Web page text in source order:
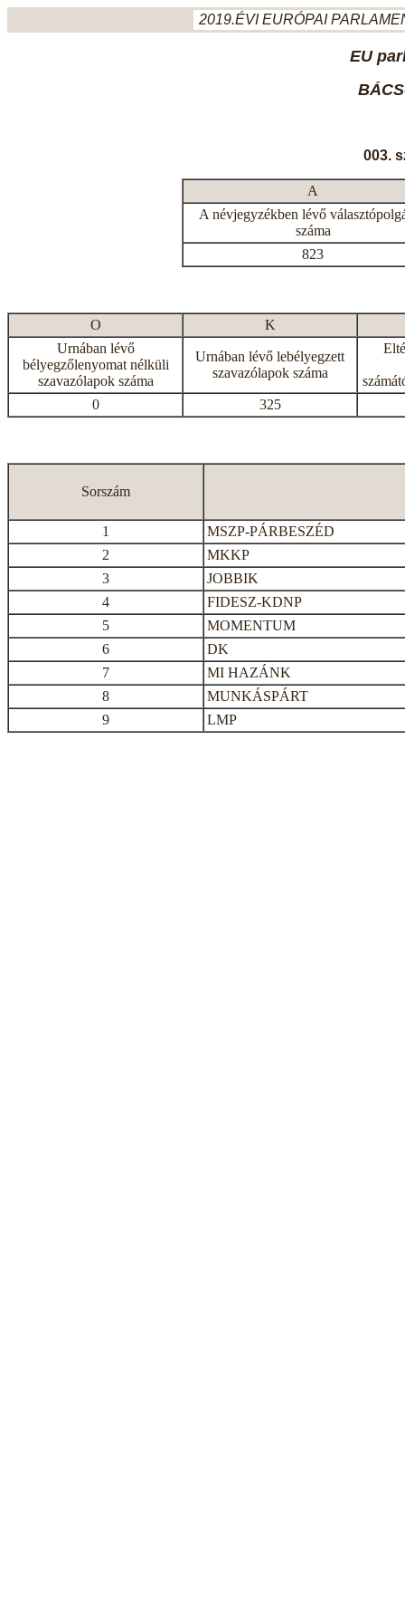
2019.ÉVI EURÓPAI
EU
003.
A
A névjegyzékben lévő
száma
823
O
K
Urnában lévő
bélyegzőlenyomat nélküli
szavazólapok száma
Urnában lévő lebélyegzett
szavazólapok száma
0
325
Sorszám
1
MSZP-PÁRBESZÉD
2
MKKP
3
JOBBIK
4
FIDESZ-KDNP
5
MOMENTUM
6
DK
7
MI HAZÁNK
8
MUNKÁSPÁRT
9
LMP